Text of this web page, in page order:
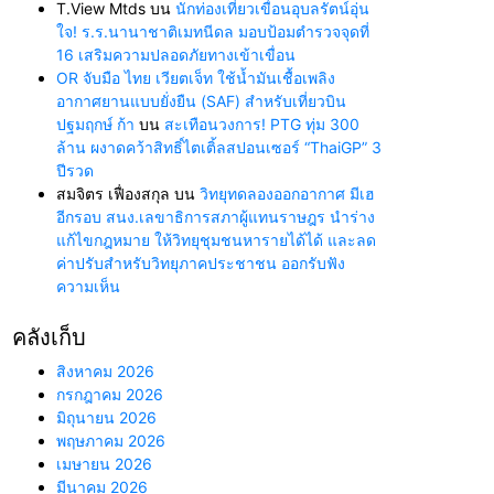
T.View Mtds บน นักท่องเที่ยวเขื่อนอุบลรัตน์อุ่น
ใจ! ร.ร.นานาชาติเมทนีดล มอบป้อมตำรวจจุดที่
16 เสริมความปลอดภัยทางเข้าเขื่อน
OR จับมือ ไทย เวียตเจ็ท ใช้น้ำมันเชื้อเพลิง
อากาศยานแบบยั่งยืน (SAF) สำหรับเที่ยวบิน
ปฐมฤกษ์ ก้า บน สะเทือนวงการ! PTG ทุ่ม 300
ล้าน ผงาดคว้าสิทธิ์ไตเติ้ลสปอนเซอร์ “ThaiGP” 3
ปีรวด
สมจิตร เฟื่องสกุล บน วิทยุทดลองออกอากาศ มีเฮ
อีกรอบ สนง.เลขาธิการสภาผู้แทนราษฎร นำร่าง
แก้ไขกฎหมาย ให้วิทยุชุมชนหารายได้ได้ และลด
ค่าปรับสำหรับวิทยุภาคประชาชน ออกรับฟัง
ความเห็น
คลังเก็บ
สิงหาคม 2026
กรกฎาคม 2026
มิถุนายน 2026
พฤษภาคม 2026
เมษายน 2026
มีนาคม 2026